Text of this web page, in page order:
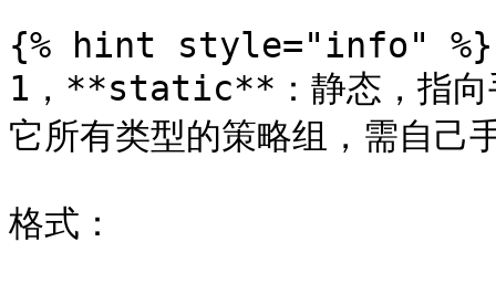
{% hint style="info" %}
1，**static**：静态，指向
它所有类型的策略组，需自
格式：